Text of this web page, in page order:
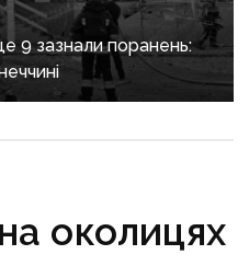
9 зазнали поранень:
околицях